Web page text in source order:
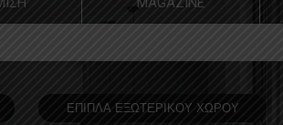
ΕΠΙΠΛΑ ΕΞΩΤΕΡΙΚΟΥ ΧΩΡΟΥ